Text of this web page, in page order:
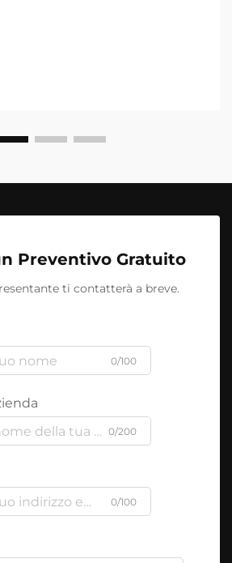
Preventivo Gratuito
ti contatterà a breve.
0/100
0/200
0/100